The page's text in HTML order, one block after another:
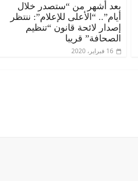
بعد أشهر من “ستصدر خلال
أيام”.. “الأعلى للإعلام”: ننتظر
إصدار لائحة قانون “تنظيم
الصحافة” قريبا
16 فبراير، 2020